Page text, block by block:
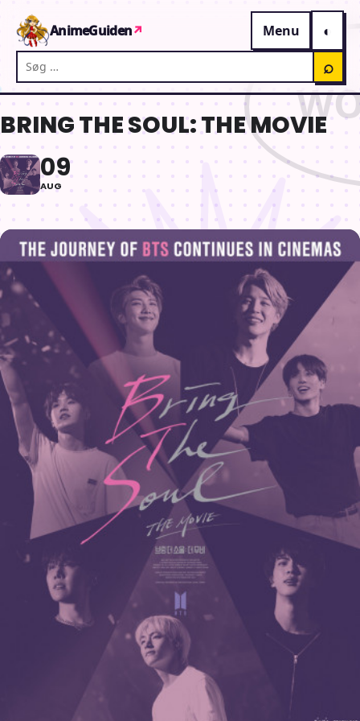
AnimeGuiden↗
Menu
Søg på AnimeGuiden
⌕
BRING THE SOUL: THE MOVIE
09
AUG